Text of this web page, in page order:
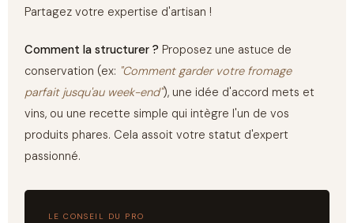
Partagez votre expertise d'artisan !
Comment la structurer ? Proposez une astuce de
conservation (ex: "Comment garder votre fromage
parfait jusqu'au week-end"), une idée d'accord mets et
vins, ou une recette simple qui intègre l'un de vos
produits phares. Cela assoit votre statut d'expert
passionné.
LE CONSEIL DU PRO